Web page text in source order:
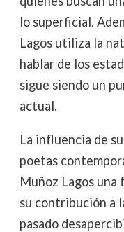
lo superficial.
Lagos utiliza la
hablar de los
sigue siendo un
actual.
La influencia de
poetas
Muñoz Lagos una
su contribución a
pasado